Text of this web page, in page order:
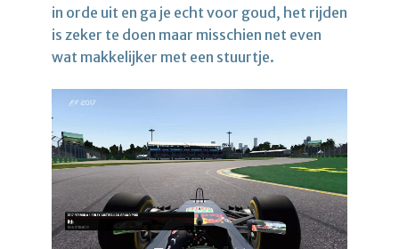
in orde uit en ga je echt voor goud, het rijden
is zeker te doen maar misschien net even
wat makkelijker met een stuurtje.